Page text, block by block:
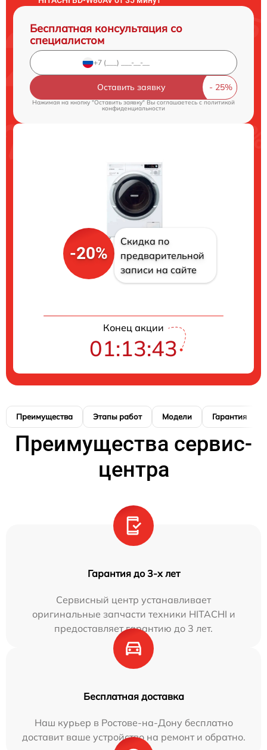
Бесплатная консультация со
специалистом
Оставить заявку
Нажимая на кнопку "Оставить заявку" Вы соглашаетесь cполитикой
конфиденциальности
-20%
Скидка по
предварительной
записи на сайте
Конец акции
01:13:42
Преимущества Этапы работ Модели Гарантия
Преимущества сервис-
центра
Гарантия до 3-х лет
Сервисный центр устанавливает
оригинальные запчасти техники HITACHI и
предоставляет гарантию до 3 лет.
Бесплатная доставка
Наш курьер в Ростове-на-Дону бесплатно
доставит ваше устройство на ремонт и обратно.